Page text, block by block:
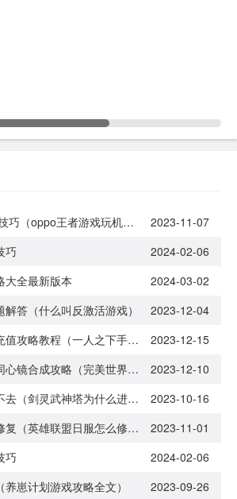
oppo王者游戏玩机技巧（oppo王者游戏玩机技巧在哪）
2023-11-07
巧
2024-02-06
大全最新版本
2024-03-02
答（什么叫反激活游戏）
2023-12-04
最新一人之下手游充值攻略教程（一人之下手游氪金攻略）
2023-12-15
完美世界手游妖精同心镜合成攻略（完美世界手游妖精怎么玩）
2023-12-10
剑灵武神塔怎么进不去（剑灵武神塔为什么进不去）
2023-10-16
英雄联盟日服怎么修复（英雄联盟日服怎么修复账号）
2023-11-01
巧
2024-02-06
崽计划游戏攻略全文）
2023-09-26